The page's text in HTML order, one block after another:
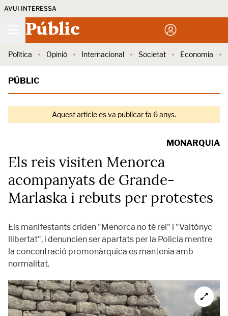
AVUI INTERESSA
Públic
Política Opinió Internacional Societat Economia
PÚBLIC
Aquest article es va publicar fa 6 anys.
MONARQUIA
Els reis visiten Menorca
acompanyats de Grande-
Marlaska i rebuts per protestes
Els manifestants criden "Menorca no té rei" i "Valtònyc
llibertat", i denuncien ser apartats per la Policia mentre
la concentració promonàrquica es mantenia amb
normalitat.